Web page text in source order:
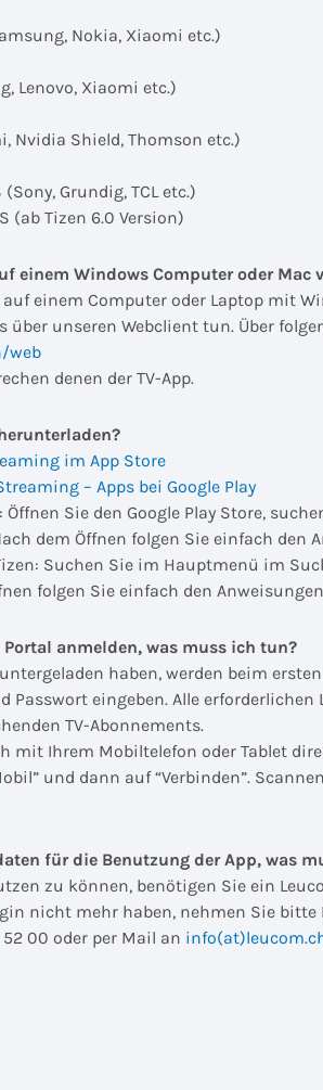
Nokia, Xiaomi etc.)
Lenovo, Xiaomi etc.)
Nvidia Shield, Thomson etc.)
Grundig, TCL etc.)
(ab Tizen 6.0 Version)
einem Windows Computer oder Mac
einem Computer oder Laptop mit
über unseren Webclient tun. Über
web
denen der TV-App.
im App Store
– Apps bei Google Play
Sie den Google Play Store,
dem Öffnen folgen Sie einfach den
Suchen Sie im Hauptmenü im
folgen Sie einfach den
anmelden, was muss ich tun?
haben, werden beim
Passwort eingeben. Alle
TV-Abonnements.
mit Ihrem Mobiltelefon oder Tablet
und dann auf “Verbinden”.
für die Benutzung der App, was
zu können, benötigen Sie ein
nicht mehr haben, nehmen Sie
00 oder per Mail an